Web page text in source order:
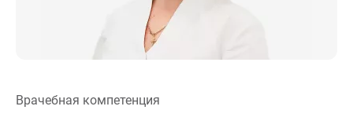
Врачебная компетенция